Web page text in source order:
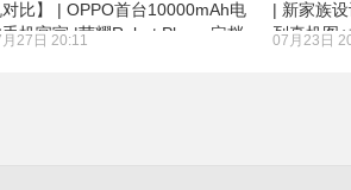
比】 | OPPO首台10000mAh电
机官宣 |荣耀Robot Phone定档
27日 20:11
| 新家族
列真机图
07月23日